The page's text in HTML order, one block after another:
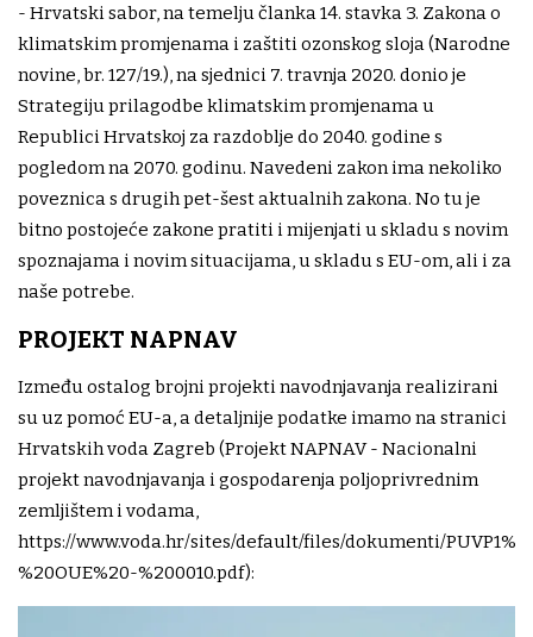
- Hrvatski sabor, na temelju članka 14. stavka 3. Zakona o
klimatskim promjenama i zaštiti ozonskog sloja (Narodne
novine, br. 127/19.), na sjednici 7. travnja 2020. donio je
Strategiju prilagodbe klimatskim promjenama u
Republici Hrvatskoj za razdoblje do 2040. godine s
pogledom na 2070. godinu. Navedeni zakon ima nekoliko
poveznica s drugih pet-šest aktualnih zakona. No tu je
bitno postojeće zakone pratiti i mijenjati u skladu s novim
spoznajama i novim situacijama, u skladu s EU-om, ali i za
naše potrebe.
PROJEKT NAPNAV
Između ostalog brojni projekti navodnjavanja realizirani
su uz pomoć EU-a, a detaljnije podatke imamo na stranici
Hrvatskih voda Zagreb (Projekt NAPNAV - Nacionalni
projekt navodnjavanja i gospodarenja poljoprivrednim
zemljištem i vodama,
https://www.voda.hr/sites/default/files/dokumenti/
%20OUE%20-%200010.pdf):